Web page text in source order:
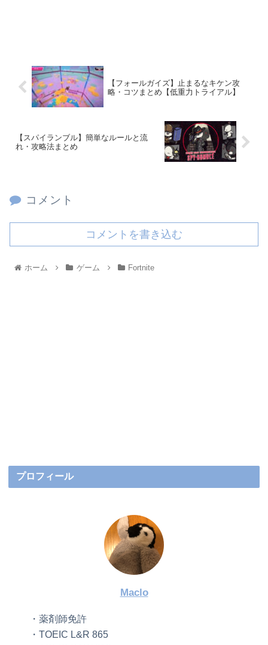
【フォールガイズ】止まるなキケン攻
略・コツまとめ【低重力トライアル】
【スパイランブル】簡単なルールと流
れ・攻略法まとめ
コメント
コメントを書き込む
ホーム ゲーム Fortnite
プロフィール
Maclo
・薬剤師免許
・TOEIC L&R 865